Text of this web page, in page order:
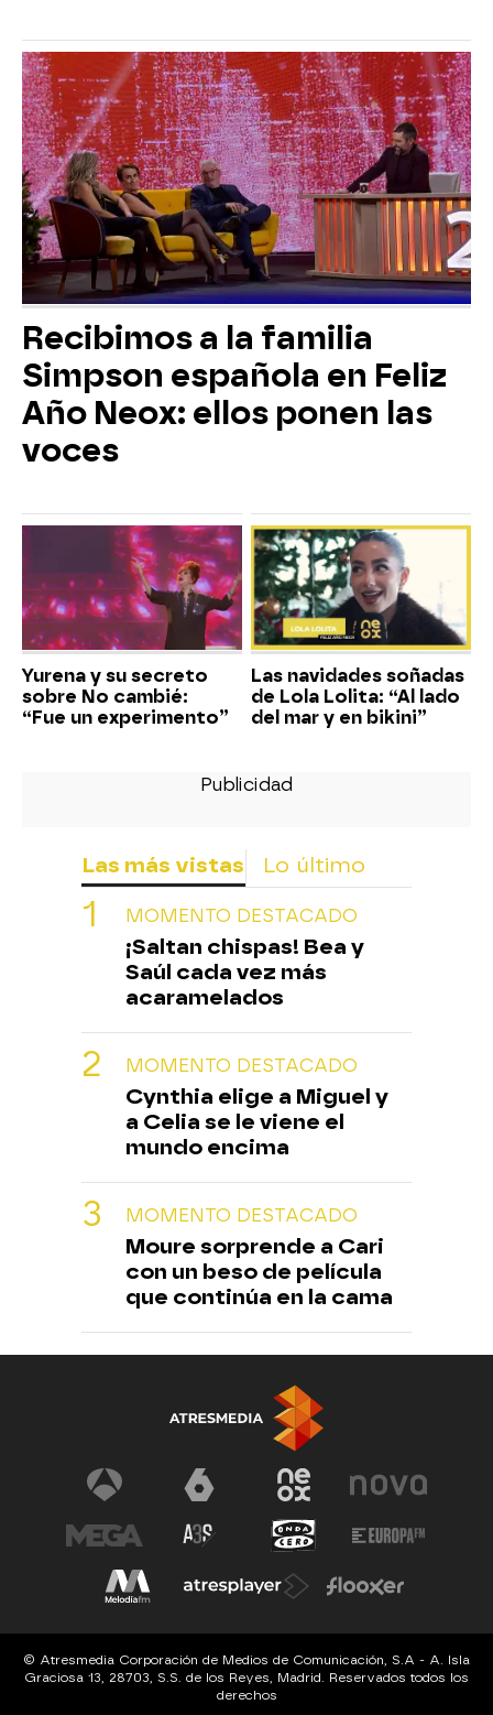
Recibimos a la familia
Simpson española en Feliz
Año Neox: ellos ponen las
voces
Yurena y su secreto
sobre No cambié:
“Fue un experimento”
Las navidades soñadas
de Lola Lolita: “Al lado
del mar y en bikini”
Las más vistas Lo último
MOMENTO DESTACADO
¡Saltan chispas! Bea y
Saúl cada vez más
acaramelados
MOMENTO DESTACADO
Cynthia elige a Miguel y
a Celia se le viene el
mundo encima
MOMENTO DESTACADO
Moure sorprende a Cari
con un beso de película
que continúa en la cama
© Atresmedia Corporación de Medios de Comunicación, S.A - A. Isla
Graciosa 13, 28703, S.S. de los Reyes, Madrid. Reservados todos los
derechos